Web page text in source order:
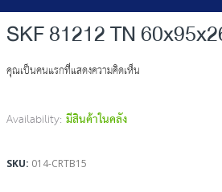
SKF 81212 TN
คุณเป็นคนแรกที่แสดงความคิดเห็น
Availability: มีสินค้าในคลัง
SKU 014-CRTB15